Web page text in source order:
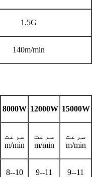
1.5G
140m/min
8000W 12000W 15000W
سرعت
m/min
سرعت
m/min
سرعت
m/min
8--10 9--11 9--11